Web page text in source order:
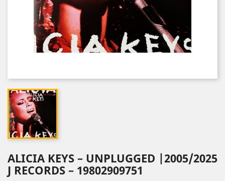
ALICIA KEYS – UNPLUGGED |2005/2025
J RECORDS – 19802909751